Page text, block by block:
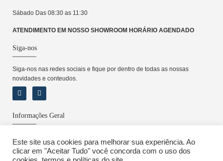
Sábado Das 08:30 as 11:30
ATENDIMENTO EM NOSSO SHOWROOM HORÁRIO AGENDADO
Siga-nos
Siga-nos nas redes sociais e fique por dentro de todas as nossas
novidades e conteudos.
Informações Geral
Política de Privacidade
Locação e Pagamento
Este site usa cookies para melhorar sua experiência. Ao
clicar em "Aceitar Tudo" você concorda com o uso dos